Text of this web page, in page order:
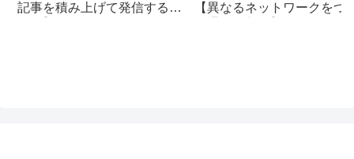
記事を積み上げて発信する仕
【異なるネットワークをつ